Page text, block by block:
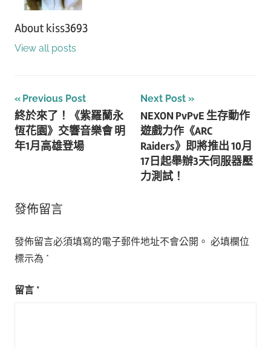
About kiss3693
View all posts
文
章
導
Previous Post
終於來了！《紫羅蘭永
恆花園》交響音樂會 明
年1月高雄登場
Next Post
NEXON PvPvE 生存動作
遊戲力作《ARC
Raiders》即將推出 10月
17日起舉辦3天伺服器壓
力測試！
發佈留言
發佈留言必須填寫的電子郵件地址不會公開。 必填欄位
標示為 *
留言 *